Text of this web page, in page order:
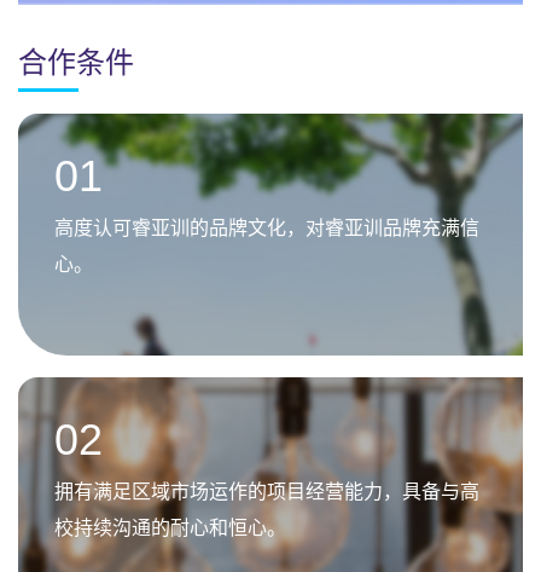
合作条件
01
高度认可睿亚训的品牌文化，对睿亚训品牌充满信
心。
02
拥有满足区域市场运作的项目经营能力，具备与高
校持续沟通的耐心和恒心。